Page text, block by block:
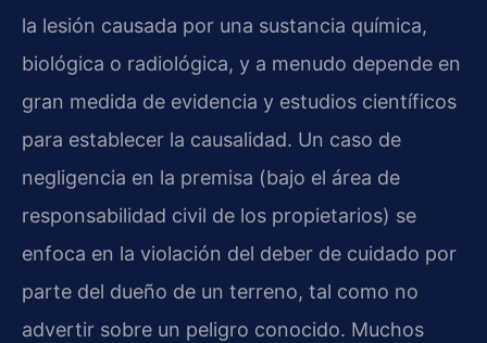
la lesión causada por una sustancia química,
biológica o radiológica, y a menudo depende en
gran medida de evidencia y estudios científicos
para establecer la causalidad. Un caso de
negligencia en la premisa (bajo el área de
responsabilidad civil de los propietarios) se
enfoca en la violación del deber de cuidado por
parte del dueño de un terreno, tal como no
advertir sobre un peligro conocido. Muchos